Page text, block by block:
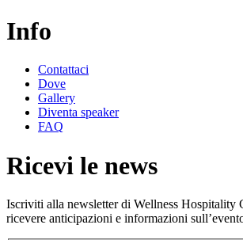
Info
Contattaci
Dove
Gallery
Diventa speaker
FAQ
Ricevi le news
Iscriviti alla newsletter di Wellness Hospitality
ricevere anticipazioni e informazioni